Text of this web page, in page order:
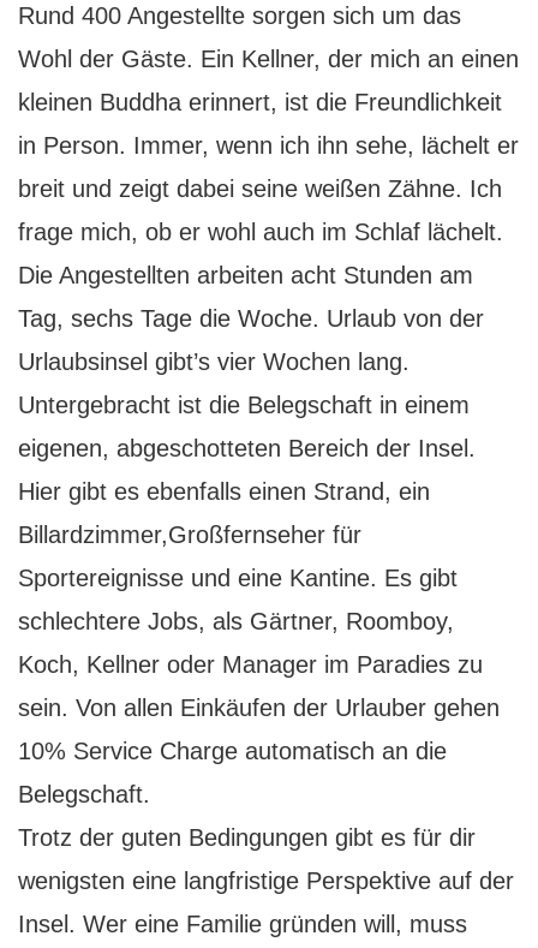
Rund 400 Angestellte sorgen sich um das
Wohl der Gäste. Ein Kellner, der mich an einen
kleinen Buddha erinnert, ist die Freundlichkeit
in Person. Immer, wenn ich ihn sehe, lächelt er
breit und zeigt dabei seine weißen Zähne. Ich
frage mich, ob er wohl auch im Schlaf lächelt.
Die Angestellten arbeiten acht Stunden am
Tag, sechs Tage die Woche. Urlaub von der
Urlaubsinsel gibt’s vier Wochen lang.
Untergebracht ist die Belegschaft in einem
eigenen, abgeschotteten Bereich der Insel.
Hier gibt es ebenfalls einen Strand, ein
Billardzimmer,Großfernseher für
Sportereignisse und eine Kantine. Es gibt
schlechtere Jobs, als Gärtner, Roomboy,
Koch, Kellner oder Manager im Paradies zu
sein. Von allen Einkäufen der Urlauber gehen
10% Service Charge automatisch an die
Belegschaft.
Trotz der guten Bedingungen gibt es für dir
wenigsten eine langfristige Perspektive auf der
Insel. Wer eine Familie gründen will, muss